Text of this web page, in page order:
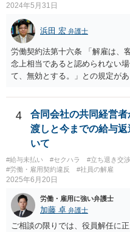
2024年5月31日
浜田 宏 弁護士
労働契約法第十六条 「解雇は、
念上相当であると認められない
て、無効とする。」との規定が
けでは判断できませんが、解雇
す。 使用者の態度から見て交
手続で争う必要があると思い
されることをおすすめします。
4
合同会社の共同経営
渡しと今までの給与
いて
#給与未払い #セクハラ #立ち退き交渉
#労働・雇用契約違反
#社員の解雇
2025年6月20日
労働・雇用に強い弁護士
加藤 卓 弁護士
ご相談の限りでは、役員解任に